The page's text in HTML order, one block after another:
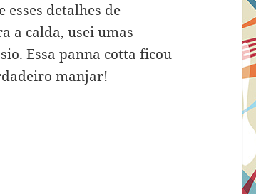
detalhes de
a calda, usei umas
Essa panna cotta ficou
manjar!